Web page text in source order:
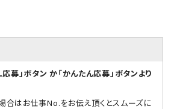
募」ボタン か「かんたん応募」ボタンより
合はお仕事No.をお伝え頂くとスムーズに